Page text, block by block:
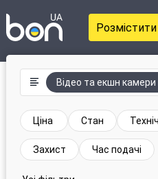
Відео та екшн камери
Ціна Стан
Захист Час подачі